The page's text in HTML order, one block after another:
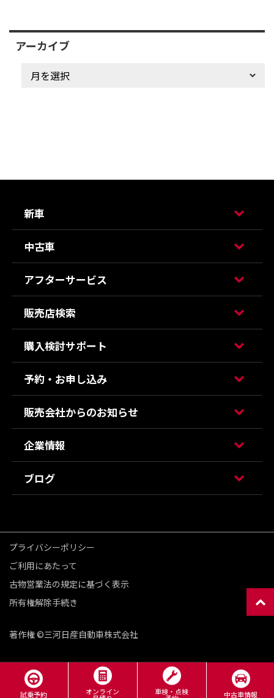
アーカイブ
新車
中古車
アフターサービス
販売店検索
購入検討サポート
予約・お申し込み
販売会社からのお知らせ
企業情報
ブログ
プライバシーポリシー
ご利用にあたって
古物営業法の規定に基づく表示
所有権解除手続き
著作権 ©三河日産自動車株式会社
試乗予約 オンライン 車検・点検 中古車情報